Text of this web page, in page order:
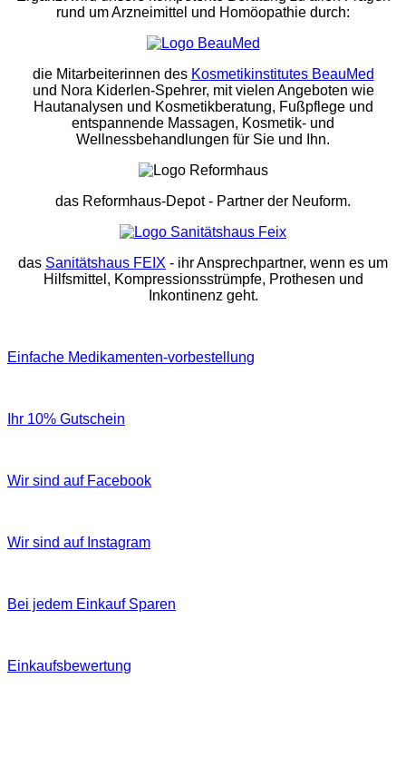
rund um Arzneimittel und Homöopathie durch:
die Mitarbeiterinnen des Kosmetikinstitutes BeauMed
und Nora Kiderlen-Spehrer, mit vielen Angeboten wie
Hautanalysen und Kosmetikberatung, Fußpflege und
entspannende Massagen, Kosmetik- und
Wellnessbehandlungen für Sie und Ihn.
das Reformhaus-Depot- Partner der Neuform.
das Sanitätshaus FEIX - ihr Ansprechpartner, wenn es um
Hilfsmittel, Kompressionsstrümpfe, Prothesen und
Inkontinenz geht.
Einfache Medikamenten-vorbestellung
Ihr 10% Gutschein
Wir sind auf Facebook
Wir sind auf Instagram
Bei jedem Einkauf Sparen
Einkaufsbewertung